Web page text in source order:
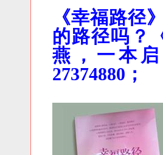
《幸福路径
的路径吗？
燕，一本
27374880；